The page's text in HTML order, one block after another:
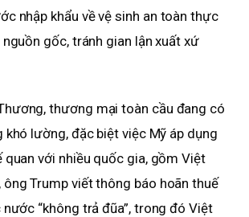
nhập khẩu về vệ sinh an toàn thực
gốc, tránh gian lận xuất xứ
thương mại toàn cầu đang có
khó lường, đặc biệt việc Mỹ áp dụng
quan với nhiều quốc gia, gồm Việt
ông Trump viết thông báo hoãn thuế
“không trả đũa”, trong đó Việt